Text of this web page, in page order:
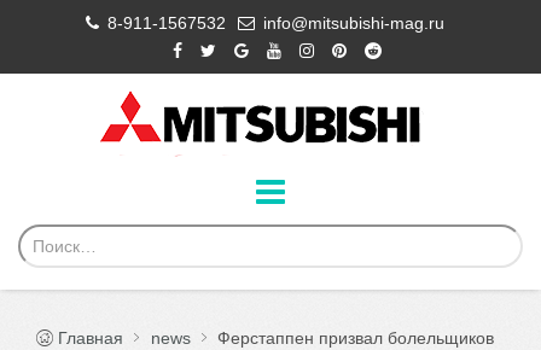
8-911-1567532 info@mitsubishi-mag.ru
Главная news
Ферстаппен призвал болельщиков